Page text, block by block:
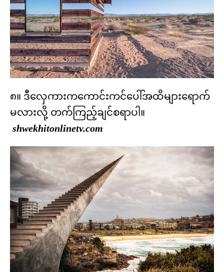
၈။ ဒီလှေကားကကောင်းကင်ပေါ်အထိများရောက်
မလားလို့ တက်ကြည့်ချင်စရာပါ။
shwekhitonlinetv.com